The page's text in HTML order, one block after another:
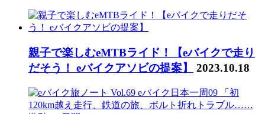
親子で楽しむeMTBライド！【eバイクで走り
だそう！ eバイクアソビの提案】
2023.10.18